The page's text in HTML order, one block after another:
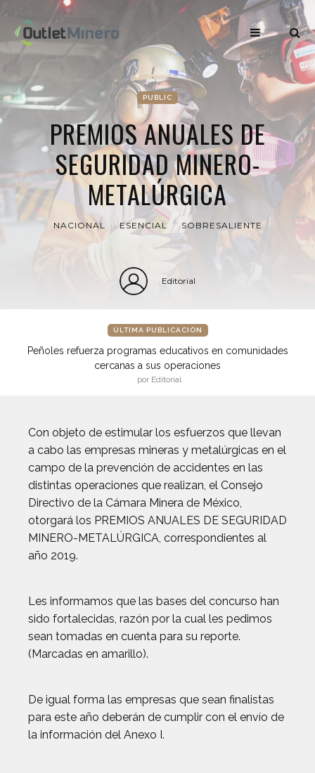
PUBLIC
PREMIOS ANUALES DE
SEGURIDAD MINERO-
METALÚRGICA
NACIONAL ESENCIAL SOBRESALIENTE
Editorial
ÚLTIMA PUBLICACIÓN
Peñoles refuerza programas educativos en comunidades
cercanas a sus operaciones
por Editorial
Con objeto de estimular los esfuerzos que llevan
a cabo las empresas mineras y metalúrgicas en el
campo de la prevención de accidentes en las
distintas operaciones que realizan, el Consejo
Directivo de la Cámara Minera de México,
otorgará los PREMIOS ANUALES DE SEGURIDAD
MINERO-METALÚRGICA, correspondientes al
año 2019.
Les informamos que las bases del concurso han
sido fortalecidas, razón por la cual les pedimos
sean tomadas en cuenta para su reporte.
(Marcadas en amarillo).
De igual forma las empresas que sean finalistas
para este año deberán de cumplir con el envío de
la información del Anexo I.